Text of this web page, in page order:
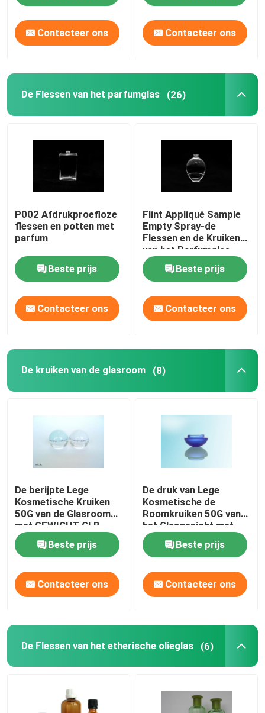
Producten
Over ons
Fabriekstocht
Kwaliteitscontrole
Lege Glasflessen
De Flessen van het parfumglas
De Flessen van het etherische olieglas
de flessen van de glasdrank
Glasbaby het Voeden Flessen
kosmetische verpakkende dozen
De Dozen van het giftkarton
Document Boodschappentassen
Contacteer ons Contacteer ons
De Flessen van het parfumglas (26)
P002 Afdrukproefloze
flessen en potten met
parfum
Beste prijs
Contacteer ons
Flint Appliqué Sample
Empty Spray-de
Flessen en de Kruiken
van het Parfumglas
Beste prijs
Contacteer ons
De kruiken van de glasroom (8)
De berijpte Lege
Kosmetische Kruiken
50G van de Glasroom
met GEWICHT GLB
Beste prijs
Contacteer ons
De druk van Lege
Kosmetische de
Roomkruiken 50G van
het Glasgezicht met
GEWICHT GLB
Beste prijs
Contacteer ons
De Flessen van het etherische olieglas (6)